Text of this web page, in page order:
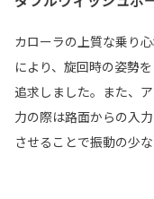
カローラの上質な乗り
により、旋回時の姿勢
追求しました。また、
力の際は路面からの入
させることで振動の少